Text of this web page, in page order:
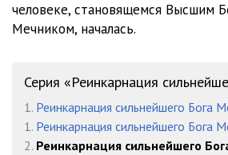
человеке, становящемся Высшим
Мечником, началась.
Серия «Реинкарнация
1. Реинкарнация сильнейшего Бога
1. Реинкарнация сильнейшего Бога
2. Реинкарнация сильнейшего